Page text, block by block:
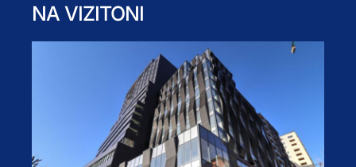
NA VIZITONI